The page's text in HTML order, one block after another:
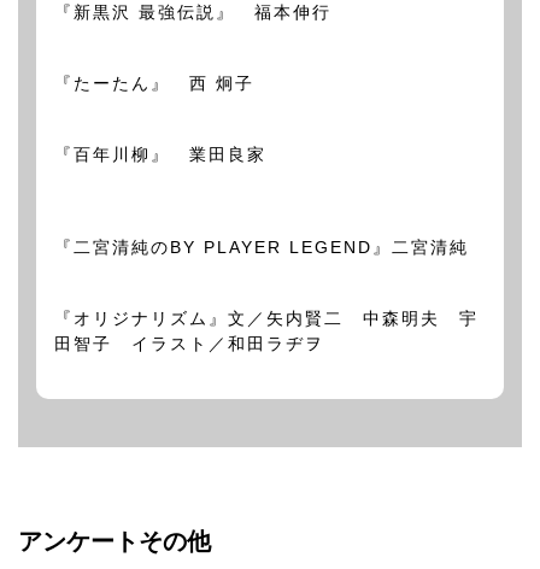
『新黒沢 最強伝説』 福本伸行
『たーたん』 西 炯子
『百年川柳』 業田良家
『二宮清純のBY PLAYER LEGEND』二宮清純
『オリジナリズム』文／矢内賢二 中森明夫 宇
田智子 イラスト／和田ラヂヲ
アンケートその他